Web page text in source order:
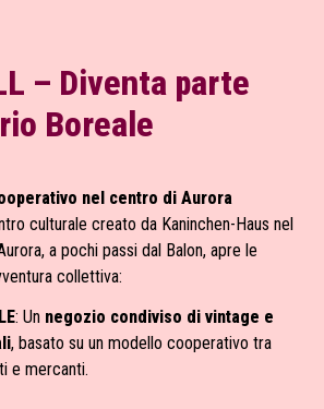
– Diventa parte
Boreale
nel centro di Aurora
culturale creato da Kaninchen-Haus nel
a pochi passi dal Balon, apre le
collettiva:
: Un negozio condiviso di vintage e
, basato su un modello cooperativo tra
e mercanti.